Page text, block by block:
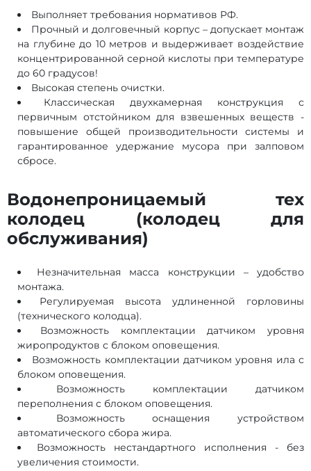
Выполняет требования нормативов РФ.
Прочный и долговечный корпус – допускает монтаж
на глубине до 10 метров и выдерживает воздействие
концентрированной серной кислоты при температуре
до 60 градусов!
Высокая степень очистки.
Классическая двухкамерная конструкция с
первичным отстойником для взвешенных веществ -
повышение общей производительности системы и
гарантированное удержание мусора при залповом
сбросе.
Водонепроницаемый тех
колодец (колодец для
обслуживания)
Незначительная масса конструкции – удобство
монтажа.
Регулируемая высота удлиненной горловины
(технического колодца).
Возможность комплектации датчиком уровня
жиропродуктов с блоком оповещения.
Возможность комплектации датчиком уровня ила с
блоком оповещения.
Возможность комплектации датчиком
переполнения с блоком оповещения.
Возможность оснащения устройством
автоматического сбора жира.
Возможность нестандартного исполнения - без
увеличения стоимости.